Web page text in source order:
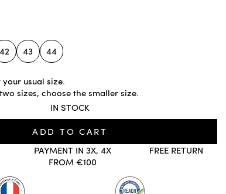
42 43
44
usual size.
sizes, choose the smaller size.
IN STOCK
ADD TO CART
PAYMENT IN 3X, 4X
FROM €100
FREE RETURN